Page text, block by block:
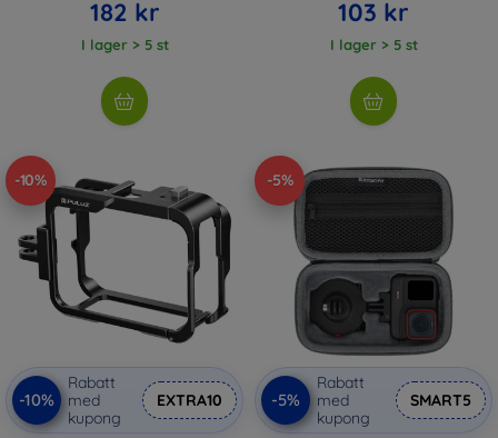
182 kr
I lager > 5 st
103 kr
I lager > 5 st
-10%
-10%
Rabatt
med
kupong
EXTRA10
-5%
-5%
Rabatt
med
kupong
SMART5